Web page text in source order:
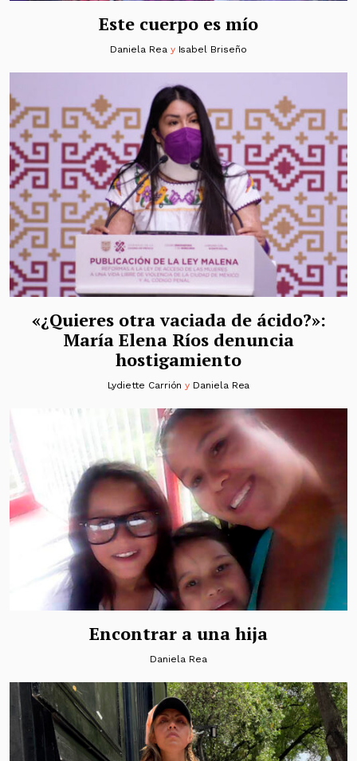
Este cuerpo es mío
Daniela Rea y Isabel Briseño
«¿Quieres otra vaciada de ácido?»:
María Elena Ríos denuncia
hostigamiento
Lydiette Carrión y Daniela Rea
Encontrar a una hija
Daniela Rea